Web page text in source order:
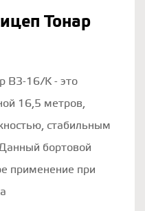
Тонар
B3-16/K - это
16,5 метров,
стабильным
бортовой
применение при